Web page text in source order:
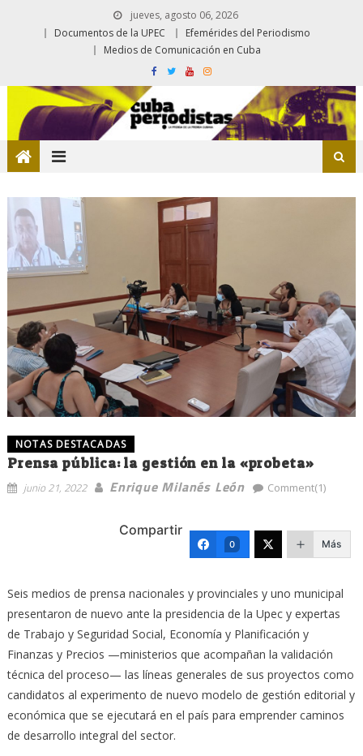
jueves, agosto 06, 2026
Documentos de la UPEC
Efemérides del Periodismo
Medios de Comunicación en Cuba
NOTAS DESTACADAS
Prensa pública: la gestión en la «probeta»
junio 21, 2022 Enrique Milanés León Comment(1)
Compartir
0 Más
Seis medios de prensa nacionales y provinciales y uno municipal
presentaron de nuevo ante la presidencia de la Upec y expertas
de Trabajo y Seguridad Social, Economía y Planificación y
Finanzas y Precios —ministerios que acompañan la validación
técnica del proceso— las líneas generales de sus proyectos como
candidatos al experimento de nuevo modelo de gestión editorial y
económica que se ejecutará en el país para emprender caminos
de desarrollo integral del sector.